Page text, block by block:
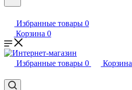
Избранные товары 0
Корзина 0
Избранные товары 0 Корзина